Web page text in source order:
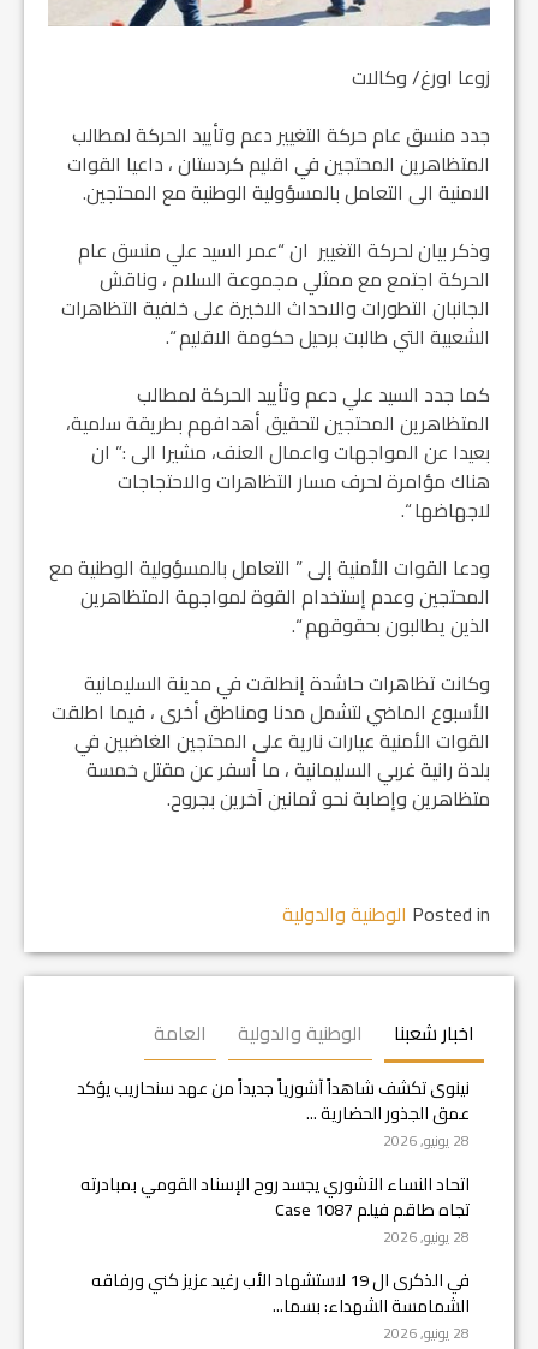
زوعا اورغ/ وكالات
جدد منسق عام حركة التغيير دعم وتأييد الحركة لمطالب
المتظاهرين المحتجين في اقليم كردستان ، داعيا القوات
الامنية الى التعامل بالمسؤولية الوطنية مع المحتجين.
وذكر بيان لحركة التغيير ان “عمر السيد علي منسق عام
الحركة اجتمع مع ممثلي مجموعة السلام ، وناقش
الجانبان التطورات والاحداث الاخيرة على خلفية التظاهرات
الشعبية التي طالبت برحيل حكومة الاقليم “.
كما جدد السيد علي دعم وتأييد الحركة لمطالب
المتظاهرين المحتجين لتحقيق أهدافهم بطريقة سلمية،
بعيدا عن المواجهات واعمال العنف، مشيرا الى :” ان
هناك مؤامرة لحرف مسار التظاهرات والاحتجاجات
لاجهاضها “.
ودعا القوات الأمنية إلى ” التعامل بالمسؤولية الوطنية مع
المحتجين وعدم إستخدام القوة لمواجهة المتظاهرين
الذين يطالبون بحقوقهم “.
وكانت تظاهرات حاشدة إنطلقت في مدينة السليمانية
الأسبوع الماضي لتشمل مدنا ومناطق أخرى ، فيما اطلقت
القوات الأمنية عيارات نارية على المحتجين الغاضبين في
بلدة رانية غربي السليمانية ، ما أسفر عن مقتل خمسة
متظاهرين وإصابة نحو ثمانين آخرين بجروح.
Posted in الوطنية والدولية
اخبار شعبنا الوطنية والدولية العامة
نينوى تكشف شاهداً آشورياً جديداً من عهد سنحاريب يؤكد
عمق الجذور الحضارية ...
28 يونيو, 2026
اتحاد النساء الآشوري يجسد روح الإسناد القومي بمبادرته
تجاه طاقم فيلم Case 1087
28 يونيو, 2026
في الذكرى ال 19 لاستشهاد الأب رغيد عزيز كني ورفاقه
الشمامسة الشهداء: بسما...
28 يونيو, 2026